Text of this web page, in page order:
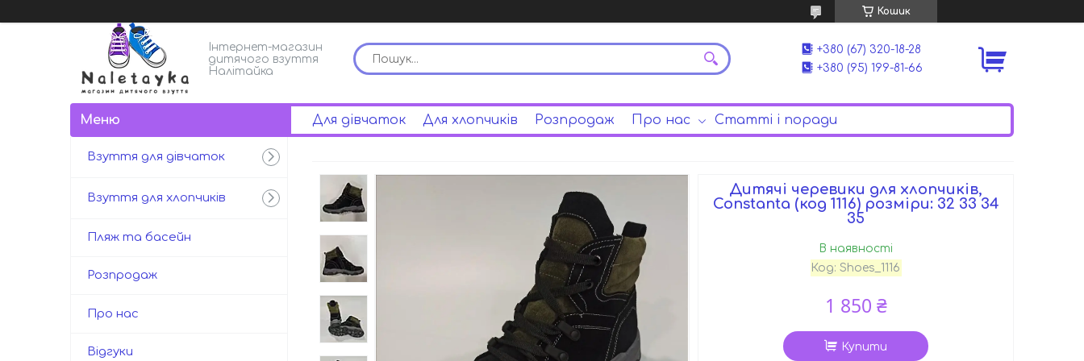
Кошик
Інтернет-магазин
дитячого взуття
Налітайка
+380 (67) 320-18-28
+380 (95) 199-81-66
Для дівчаток Для хлопчиків Розпродаж Про нас Статті і поради
Дитячі черевики для хлопчиків,
Constanta (код 1116) розміри: 32 33 34
35
В наявності
Код: Shoes_1116
1 850 ₴
Купити
Взуття для дівчаток
Взуття для хлопчиків
Пляж та басейн
Розпродаж
Про нас
Відгуки